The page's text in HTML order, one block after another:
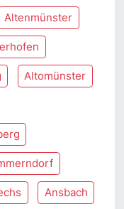
Altenmünster
Altomünster
Ansbach